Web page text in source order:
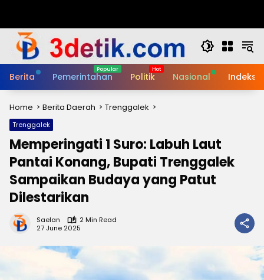
Berita Pemerintahan Politik Nasional Indeks
Home Berita Daerah Trenggalek
Trenggalek
Memperingati 1 Suro: Labuh Laut
Pantai Konang, Bupati Trenggalek
Sampaikan Budaya yang Patut
Dilestarikan
Saelan
2 Min Read
27 June 2025